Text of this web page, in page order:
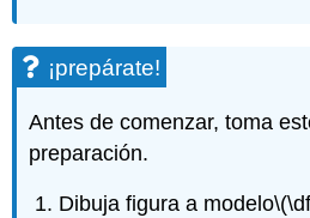
¡prepárate!
Antes de comenzar, toma
preparación.
Dibuja figura a modelo